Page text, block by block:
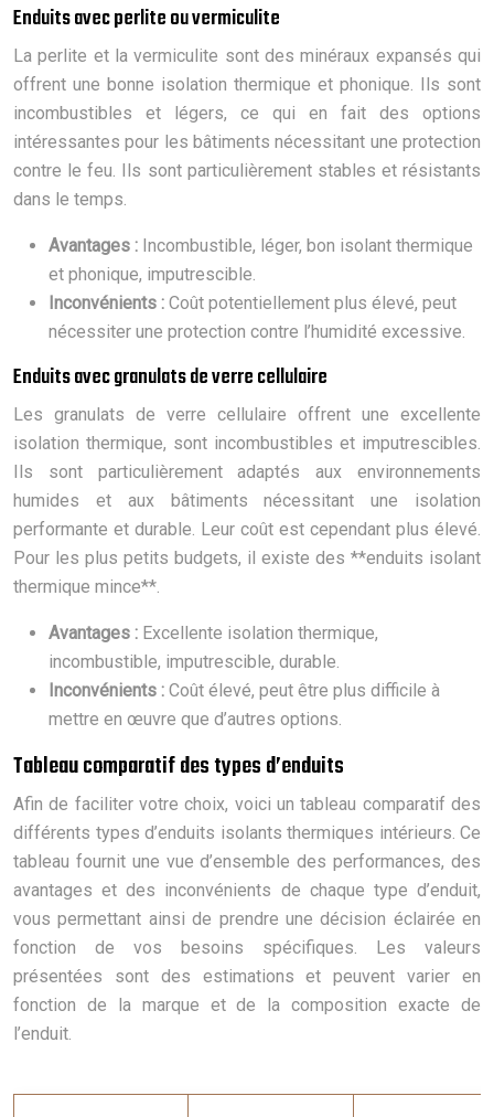
Enduits avec perlite ou vermiculite
La perlite et la vermiculite sont des minéraux expansés qui
offrent une bonne isolation thermique et phonique. Ils sont
incombustibles et légers, ce qui en fait des options
intéressantes pour les bâtiments nécessitant une protection
contre le feu. Ils sont particulièrement stables et résistants
dans le temps.
Avantages : Incombustible, léger, bon isolant thermique
et phonique, imputrescible.
Inconvénients : Coût potentiellement plus élevé, peut
nécessiter une protection contre l’humidité excessive.
Enduits avec granulats de verre cellulaire
Les granulats de verre cellulaire offrent une excellente
isolation thermique, sont incombustibles et imputrescibles.
Ils sont particulièrement adaptés aux environnements
humides et aux bâtiments nécessitant une isolation
performante et durable. Leur coût est cependant plus élevé.
Pour les plus petits budgets, il existe des **enduits isolant
thermique mince**.
Avantages : Excellente isolation thermique,
incombustible, imputrescible, durable.
Inconvénients : Coût élevé, peut être plus difficile à
mettre en œuvre que d’autres options.
Tableau comparatif des types d’enduits
Afin de faciliter votre choix, voici un tableau comparatif des
différents types d’enduits isolants thermiques intérieurs. Ce
tableau fournit une vue d’ensemble des performances, des
avantages et des inconvénients de chaque type d’enduit,
vous permettant ainsi de prendre une décision éclairée en
fonction de vos besoins spécifiques. Les valeurs
présentées sont des estimations et peuvent varier en
fonction de la marque et de la composition exacte de
l’enduit.